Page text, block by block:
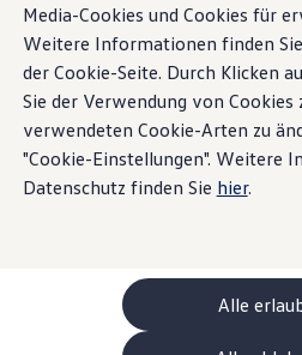
Media-Cookies und Cookies für
Weitere Informationen finden
der Cookie-Seite. Durch Klicken
Sie der Verwendung von Cookies
verwendeten Cookie-Arten zu
"Cookie-Einstellungen". Weitere
Datenschutz finden Sie hier.
Alle
Finanzierung
Leasing-Rechner
Elektromobilität
Kosten und Finanzierung
Laden und Reichweite
Zuhause Laden
Unterwegs Laden
Bidirektionales
Erneuerbare
ChargeOn
Technologie und Batterie
Wie das
für den
Überblick
Folgende Fahrassistenzsysteme
anderem verfügbar: